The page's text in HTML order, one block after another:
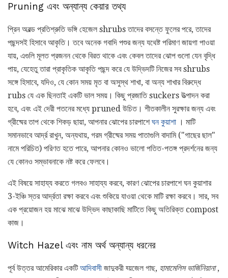
Pruning এবং অন্যান্য কেয়ার তথ্য
প্রিন অরল্ড প্রতিশ্রুতি ভঙ্গি হেজেল shrubs তাদের বসন্তে ফুলের পরে, তাদের
পছন্দসই হিসাবে আকৃতি। তবে অনেক গবাদি পশুর জন্য যথেষ্ট পরিমাণ জায়গা পাওয়া
যায়, এগুলি মূলত প্রজনন থেকে বিরত থাকে এবং কেবল তাদের ঝোপ গুলো যেন বৃদ্ধি
পায়, যেহেতু তারা প্রাকৃতিক আকৃতি পছন্দ করে যে উদ্ভিদটি নিজের সব shrubs
সঙ্গে হিসাবে, যদিও, যে কোন সময় মৃত বা অসুস্থ শাখা, বা অন্য শাখার বিরুদ্ধে
rubs যে এক ছিনতাই একটি ভাল সময়। কিছু প্রজাতি suckers উত্পাদন করা
হবে, এবং এই দেরী পতনের মধ্যে pruned উচিত। শীতকালীন সুরক্ষার জন্য এবং
গ্রীষ্মের তাপ থেকে শিকড় ছায়া, আপনার ঝোপের চারপাশেঘন কুয়াশা । মাটি
সমানভাবে আর্দ্র রাখুন, অন্যথায়, গরম গ্রীষ্মের সময় পাতাগুলি বাদামি ("গাছের ছাল"
নামে পরিচিত) পরিণত হতে পারে, আপনার কোনও ভালো পতিত-পতঙ্গ প্রদর্শনের জন্য
যে কোনও সম্ভাবনাকে নষ্ট করে ফেলবে।
এই বিষয়ে সাহায্য করতে গলবও সাহায্য করবে, কারণ ঝোপের চারপাশে ঘন কুয়াশার
3-ইঞ্চি স্তর আর্দ্রতা রক্ষা করবে এবং শুকিয়ে যাওয়া থেকে মাটি রক্ষা করবে। সার, সব
এক প্রয়োজন হয় মাঝে মাঝে উদ্ভিদ কাছাকাছি মাটিতে কিছু অতিরিক্ত compost
কাজ।
Witch Hazel এবং নাম অর্থ অন্যান্য ধরনের
পূর্ব উত্তর আমেরিকার একটিআদিবাসী জাদুকরী হ্য়জেল গাছ, হামামেলিস ভার্জিনিয়ানা,